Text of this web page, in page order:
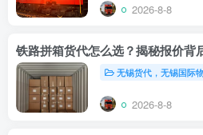
2026-8-8
铁路拼箱货代怎么选？揭秘报价背
无锡货代，无锡国际
2026-8-8